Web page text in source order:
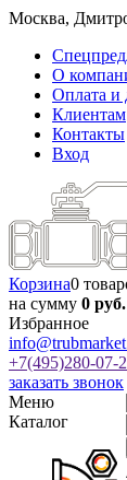
Москва,
О
Оплата и
Клиентам
Контакты
Вход
Корзина0
на сумму 0 руб.
Избранное
+7(495)280-07-
заказать звонок
Меню
Каталог